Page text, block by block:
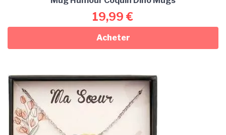
19,99 €
Acheter